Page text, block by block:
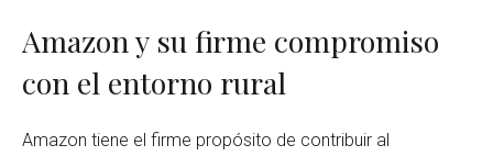
Amazon y su firme compromiso
con el entorno rural
Amazon tiene el firme propósito de contribuir al